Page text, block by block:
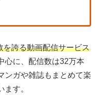
を誇る動画配信サービス
心に、配信数は32万本
ンガや雑誌もまとめて楽
す。